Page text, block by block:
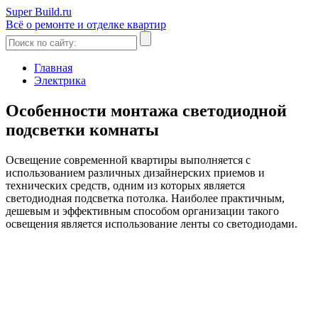
Super Build.ru
Всё о ремонте и отделке квартир
Главная
Электрика
Особенности монтажа светодиодной
подсветки комнаты
Освещение современной квартиры выполняется с
использованием различных дизайнерских приемов и
технических средств, одним из которых является
светодиодная подсветка потолка. Наиболее практичным,
дешевым и эффективным способом организации такого
освещения является использование ленты со светодиодами.